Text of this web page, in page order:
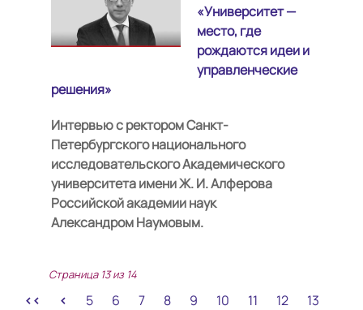
«Университет —
место, где
рождаются идеи и
управленческие
решения»
Интервью с ректором Санкт-
Петербургского национального
исследовательского Академического
университета имени Ж. И. Алферова
Российской академии наук
Александром Наумовым.
Страница 13 из 14
5 6 7 8 9 10 11 12
13